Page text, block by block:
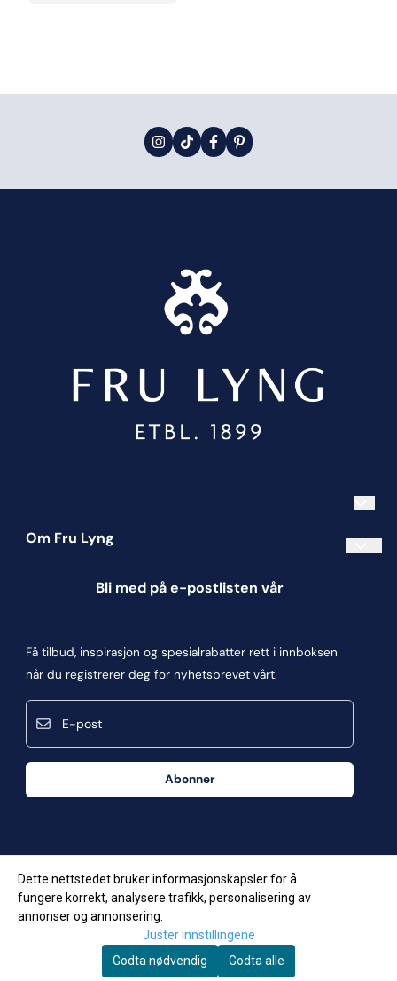
Om Fru Lyng
Informasjonskapsler
Kontakt oss
Kjøpsbetingelser
Frakt og retur
Våre butikker
Bli med på e-postlisten vår
Få tilbud, inspirasjon og spesialrabatter rett i innboksen
når du registrerer deg for nyhetsbrevet vårt.
Abonner
© Copyright Company, org. number 957623034
Dette nettstedet bruker informasjonskapsler for å
fungere korrekt, analysere trafikk, personalisering av
annonser og annonsering.
Juster innstillingene
Godta nødvendig
Godta alle